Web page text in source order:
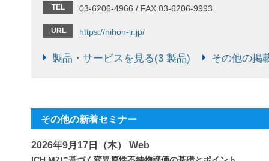
TEL 03-6206-4966 / FAX 03-6206-9993
URL https://nihon-ir.jp/
製品・サービスを見る(3 製品) その他の掲
その他の新着セミナー
2026年9月17日（木） Web